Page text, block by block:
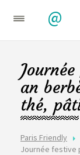
@
Paris Friendly
Journée festive
an
thé,